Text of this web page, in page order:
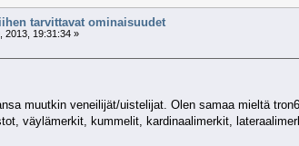
tarvittavat ominaisuudet
2013, 19:31:34 »
muutkin veneilijät/uistelijat. Olen samaa mieltä
väylämerkit, kummelit, kardinaalimerkit,